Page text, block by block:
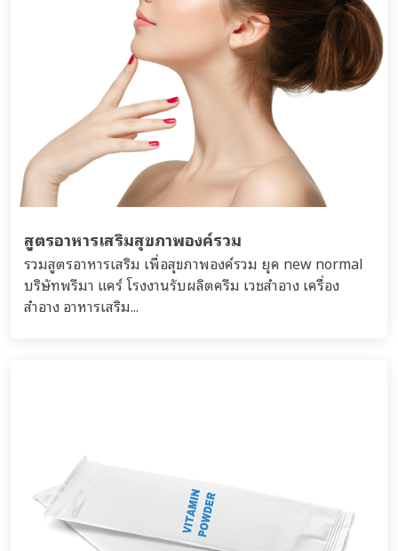
สูตรอาหารเสริมสุขภาพองค์รวม
รวมสูตรอาหารเสริม เพื่อสุขภาพองค์รวม ยุค new normal
บริษัทพรีมา แคร์ โรงงานรับผลิตครีม เวชสำอาง เครื่อง
สำอาง อาหารเสริม...